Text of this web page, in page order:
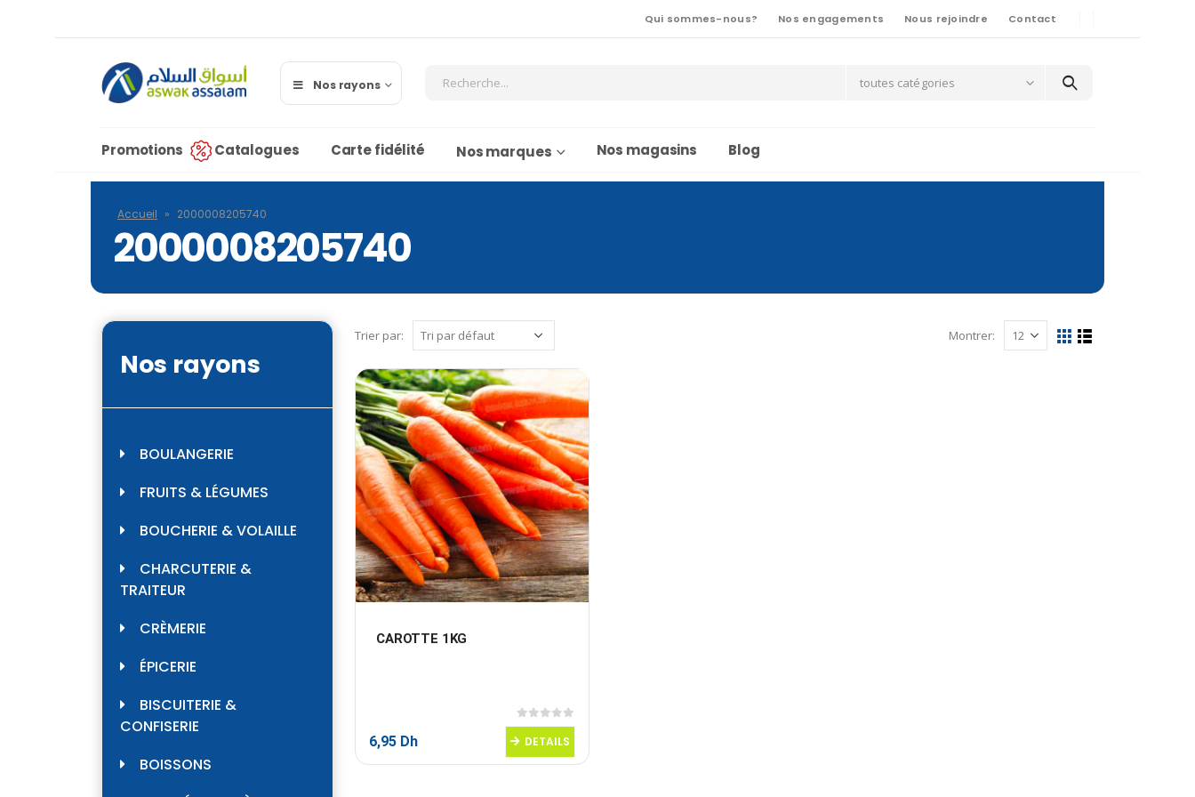
Qui sommes-nous? Nos engagements Nous rejoindre Contact
Nos rayons toutes catégories
Promotions Catalogues Carte fidélité Nos marques Nos magasins Blog
Accueil » 2000008205740
2000008205740
Trier par: Montrer:
CAROTTE 1KG
0sur 5
6,95 Dh DETAILS
Nos rayons
BOULANGERIE
FRUITS & LÉGUMES
BOUCHERIE & VOLAILLE
CHARCUTERIE &
TRAITEUR
CRÈMERIE
ÉPICERIE
BISCUITERIE &
CONFISERIE
BOISSONS